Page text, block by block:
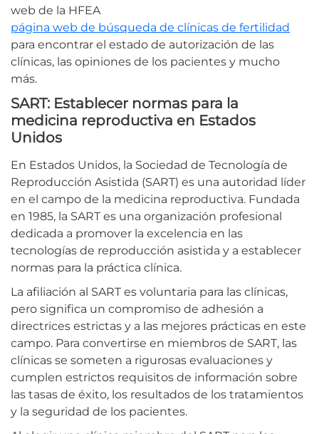
web de la HFEA
página web de búsqueda de clínicas de fertilidad
para encontrar el estado de autorización de las
clínicas, las opiniones de los pacientes y mucho
más.
SART: Establecer normas para la
medicina reproductiva en Estados
Unidos
En Estados Unidos, la Sociedad de Tecnología de
Reproducción Asistida (SART) es una autoridad líder
en el campo de la medicina reproductiva. Fundada
en 1985, la SART es una organización profesional
dedicada a promover la excelencia en las
tecnologías de reproducción asistida y a establecer
normas para la práctica clínica.
La afiliación al SART es voluntaria para las clínicas,
pero significa un compromiso de adhesión a
directrices estrictas y a las mejores prácticas en este
campo. Para convertirse en miembros de SART, las
clínicas se someten a rigurosas evaluaciones y
cumplen estrictos requisitos de información sobre
las tasas de éxito, los resultados de los tratamientos
y la seguridad de los pacientes.